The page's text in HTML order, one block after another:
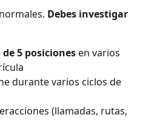
Debes investigar
de 5 posiciones en varios
durante varios ciclos de
(llamadas, rutas,